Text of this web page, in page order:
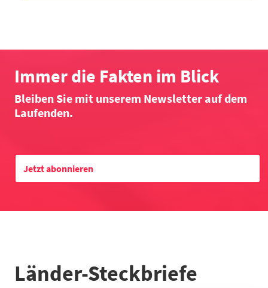
Datentabelle zum Diagramm
2022
2
2024
4
2025
6
Immer die Fakten im Blick
Bleiben Sie mit unserem Newsletter auf dem
Laufenden.
Jetzt abonnieren
Länder-Steckbriefe